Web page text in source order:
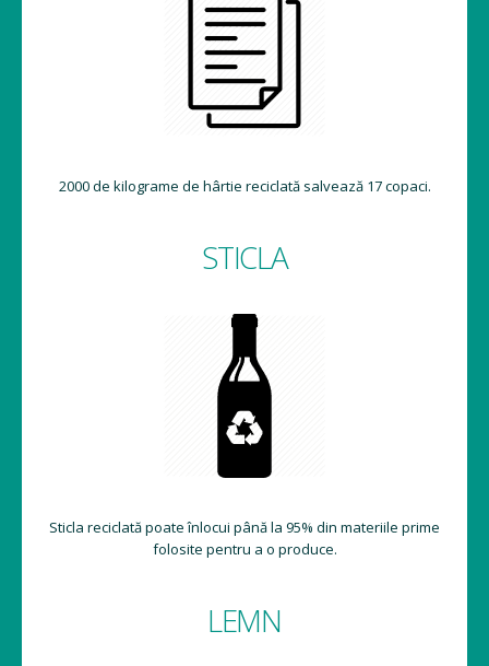
2000 de kilograme de hârtie reciclată salvează 17 copaci.
STICLA
Sticla reciclată poate înlocui până la 95% din materiile prime
folosite pentru a o produce.
LEMN